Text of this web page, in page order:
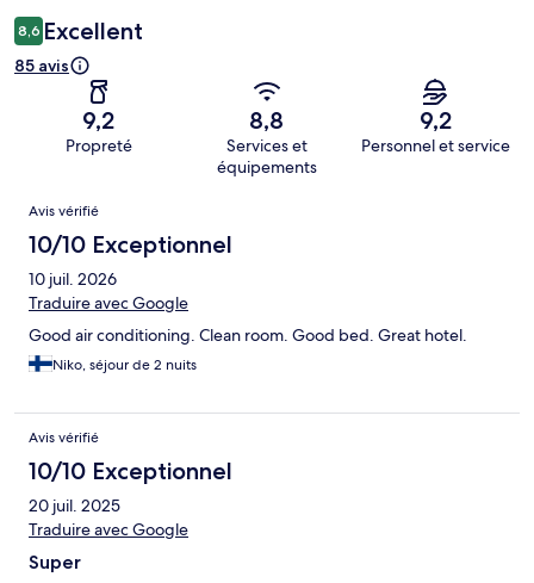
8,6 Excellent
85 avis
9,2
Propreté
8,8
Services et
équipements
9,2
Personnel et service
Avis
Avis vérifié
10/10 Exceptionnel
10 juil. 2026
Traduire avec Google
Good air conditioning. Clean room. Good bed. Great hotel.
Niko, séjour de 2 nuits
Avis vérifié
10/10 Exceptionnel
20 juil. 2025
Traduire avec Google
Super